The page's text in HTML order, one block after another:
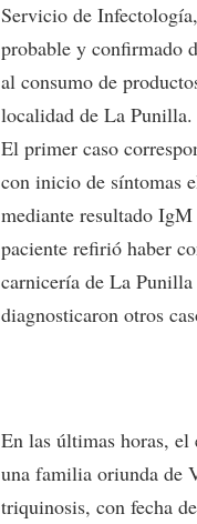
Servicio de
probable y confirmado
al consumo de
localidad de La Punilla.
El primer caso
con inicio de síntomas
mediante resultado
paciente refirió haber
carnicería de La
diagnosticaron otros
En las últimas horas, el
una familia oriunda de
triquinosis, con fecha